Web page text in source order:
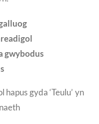
gwybodus
gyda ‘Teulu’ yn